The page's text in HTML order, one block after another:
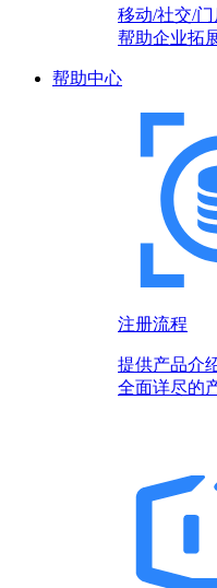
移动/社交/
帮助企业拓
帮助中心
注册流程
提供产品介
全面详尽的